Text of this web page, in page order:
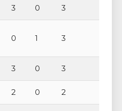
3 0 3
0 1 3
3 0 3
2 0 2